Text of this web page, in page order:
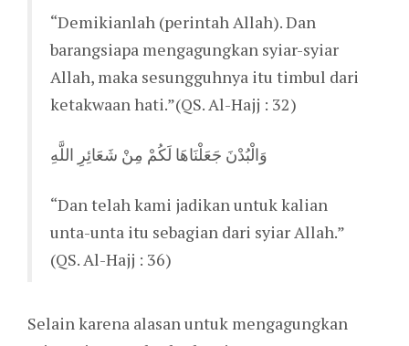
“Demikianlah (perintah Allah). Dan
barangsiapa mengagungkan syiar-syiar
Allah, maka sesungguhnya itu timbul dari
ketakwaan hati.”(QS. Al-Hajj : 32)
وَالْبُدْنَ جَعَلْنَاهَا لَكُمْ مِنْ شَعَائِرِ اللَّهِ
“Dan telah kami jadikan untuk kalian
unta-unta itu sebagian dari syiar Allah.”
(QS. Al-Hajj : 36)
Selain karena alasan untuk mengagungkan